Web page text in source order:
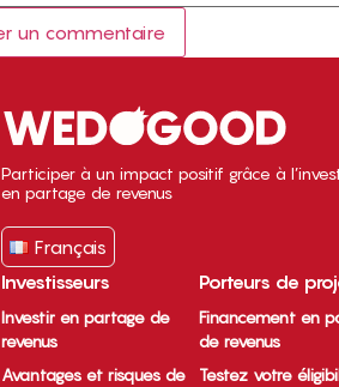
Participer à un impact positif grâce à
en partage de revenus
Français
Investisseurs
Investir en partage de
revenus
Avantages et risques de
Porteurs de
Financement en
de revenus
Testez votre